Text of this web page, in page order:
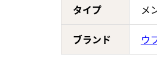
タイプ メ
ブランド ウ